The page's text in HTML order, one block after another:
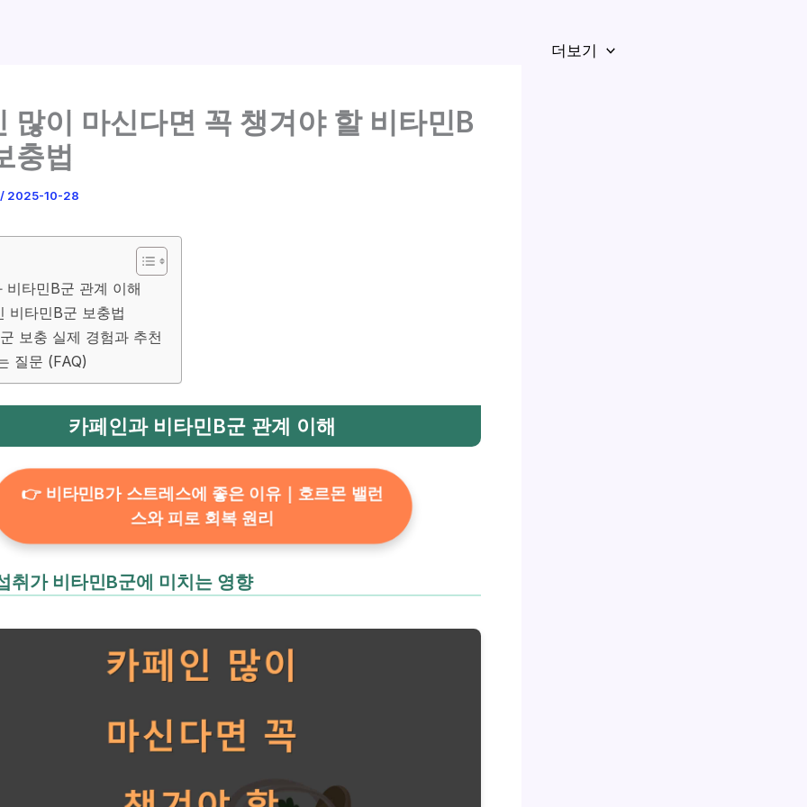
더보기
많이 마신다면 꼭 챙겨야 할 비타민B
충법
/ 2025-10-28
비타민B군 관계 이해
비타민B군 보충법
보충 실제 경험과 추천
질문 (FAQ)
카페인과 비타민B군 관계 이해
👉 비타민B가 스트레스에 좋은 이유｜호르몬 밸런
스와 피로 회복 원리
취가 비타민B군에 미치는 영향